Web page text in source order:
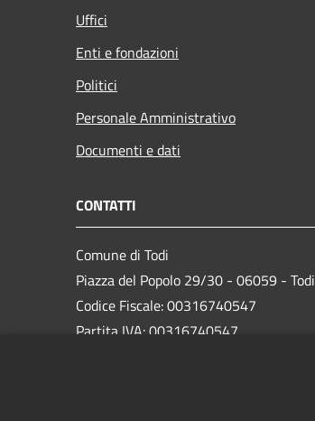
Uffici
Enti e fondazioni
Politici
Personale Amministrativo
Documenti e dati
CONTATTI
Comune di Todi
Piazza del Popolo 29/30 - 06059 - Todi
Codice Fiscale: 00316740547
Partita IVA: 00316740547